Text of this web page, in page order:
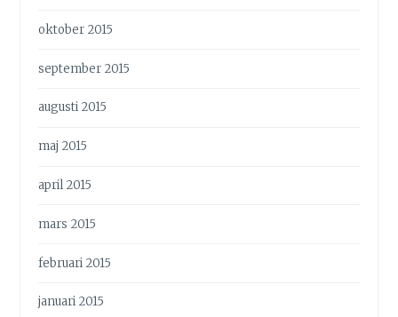
oktober 2015
september 2015
augusti 2015
maj 2015
april 2015
mars 2015
februari 2015
januari 2015